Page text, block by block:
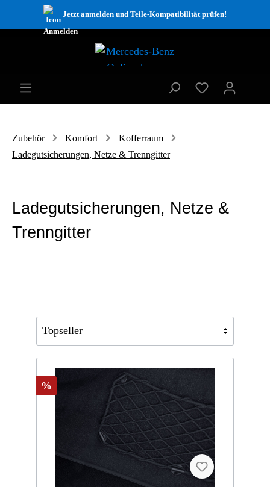
Jetzt anmelden und Teile-Kompatibilität prüfen!
Zubehör Komfort
Kofferraum
Ladegutsicherungen, Netze & Trenngitter
Ladegutsicherungen, Netze &
Trenngitter
%